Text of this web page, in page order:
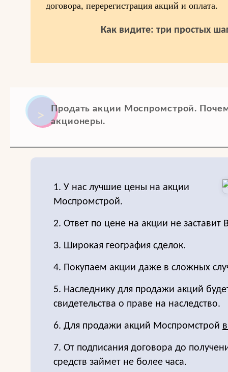
договора, перерегистрация акций и оплата.
Как видите: три простых
Продать акции Моспромстрой.
акционеры.
1. У нас лучшие цены на акции
Моспромстрой.
2. Ответ по цене на акции не заставит
3. Широкая география сделок.
4. Покупаем акции даже в сложных
5. Наследнику для продажи акций
свидетельства о праве на наследство.
6. Для продажи акций Моспромстрой
7. От подписания договора до
средств займет не более часа.